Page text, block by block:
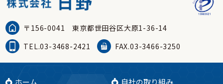
〒156-0041東京都世田谷区大原1-36-14
TEL.03-3468-2421
FAX.03-3466-3250
ホーム 自社の取り組み